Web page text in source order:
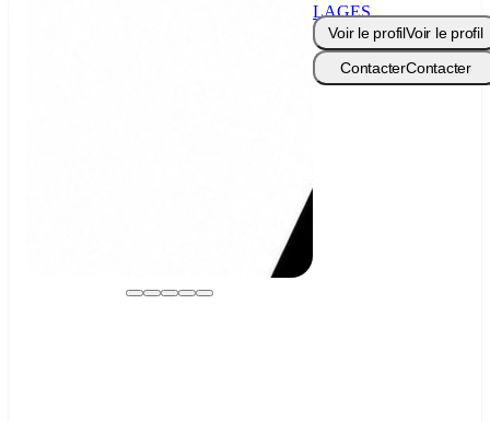
LAGES
COACHING
Voir le profilVoir le profil
ContacterContacter